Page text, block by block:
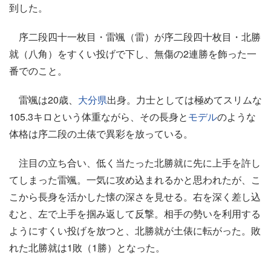
到した。
序二段四十一枚目・雷颯（雷）が序二段四十枚目・北勝
就（八角）をすくい投げで下し、無傷の2連勝を飾った一
番でのこと。
雷颯は20歳、 大分県出身。力士としては極めてスリムな
105.3キロという体重ながら、その長身とモデルのような
体格は序二段の土俵で異彩を放っている。
注目の立ち合い、低く当たった北勝就に先に上手を許し
てしまった雷颯。一気に攻め込まれるかと思われたが、こ
こから長身を活かした懐の深さを見せる。右を深く差し込
むと、左で上手を掴み返して反撃。相手の勢いを利用する
ようにすくい投げを放つと、北勝就が土俵に転がった。敗
れた北勝就は1敗（1勝）となった。